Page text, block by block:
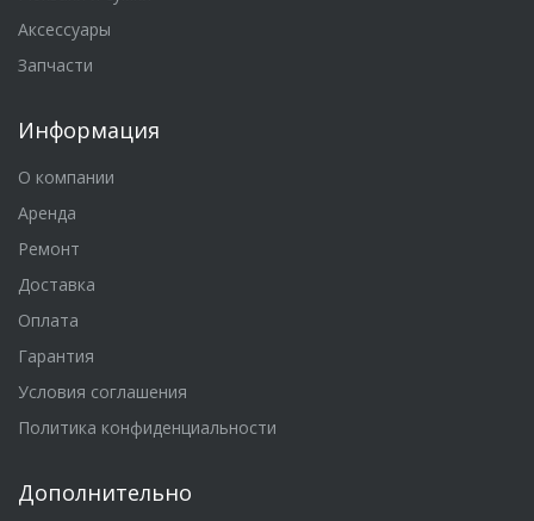
Аксессуары
Запчасти
Информация
О компании
Аренда
Ремонт
Доставка
Оплата
Гарантия
Условия соглашения
Политика конфиденциальности
Дополнительно